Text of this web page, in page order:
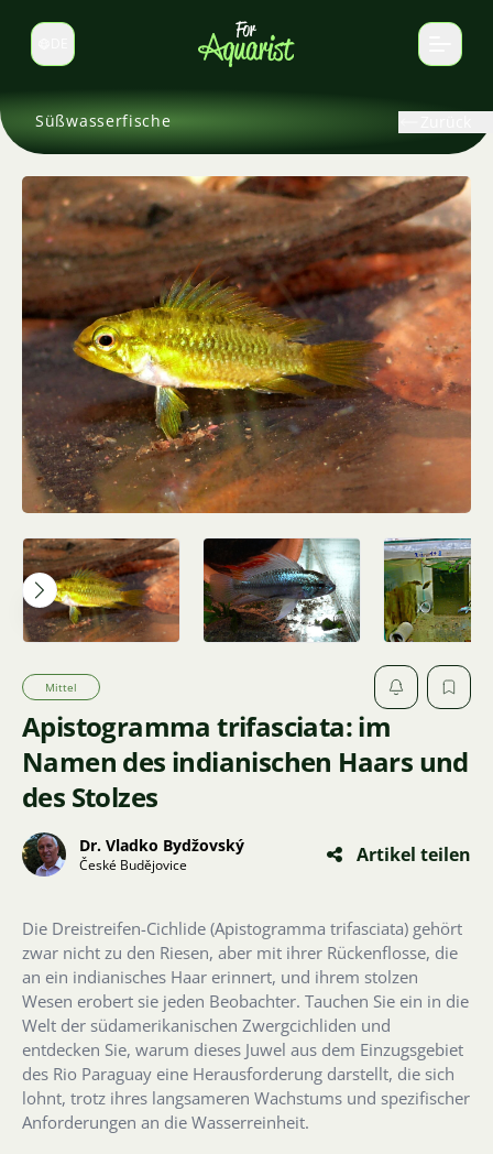
Sprache wechseln
Süßwasserfische
Apistogramma trifasciata: im
Namen des indianischen Haars und
des Stolzes
Mittel
Dr. Vladko Bydžovský
České Budějovice Artikel teilen
Die Dreistreifen-Cichlide (Apistogramma trifasciata) gehört
zwar nicht zu den Riesen, aber mit ihrer Rückenflosse, die
an ein indianisches Haar erinnert, und ihrem stolzen
Wesen erobert sie jeden Beobachter. Tauchen Sie ein in die
Welt der südamerikanischen Zwergcichliden und
entdecken Sie, warum dieses Juwel aus dem Einzugsgebiet
des Rio Paraguay eine Herausforderung darstellt, die sich
lohnt, trotz ihres langsameren Wachstums und spezifischer
Anforderungen an die Wasserreinheit.